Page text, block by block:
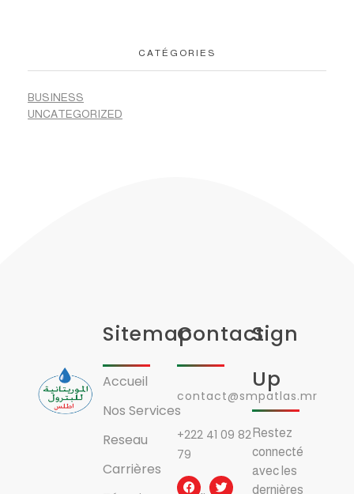
CATÉGORIES
BUSINESS
UNCATEGORIZED
Sitemap
Accueil
Nos Services
Reseau
Carrières
Contact
contact@smpatlas.mr
+222 41 09 82
79
Sign
Up
Restez
connecté
avec les
dernières